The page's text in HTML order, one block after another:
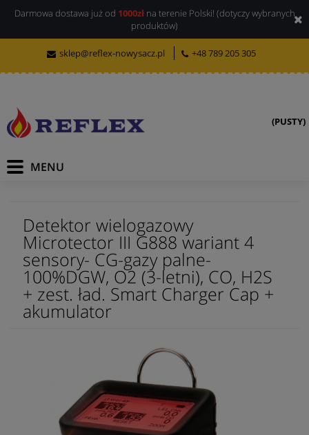
Darmowa dostawa już od 1000złna terenie Polski! (dotyczy wybranych
produktów)
sklep@reflex-nowysacz.pl +48 789 205 305
(PUSTY)
Detektor wielogazowy
Microtector III G888 wariant 4
sensory- CG-gazy palne-
100%DGW, O2 (3-letni), CO, H2S
+ zest. ład. Smart Charger Cap +
akumulator